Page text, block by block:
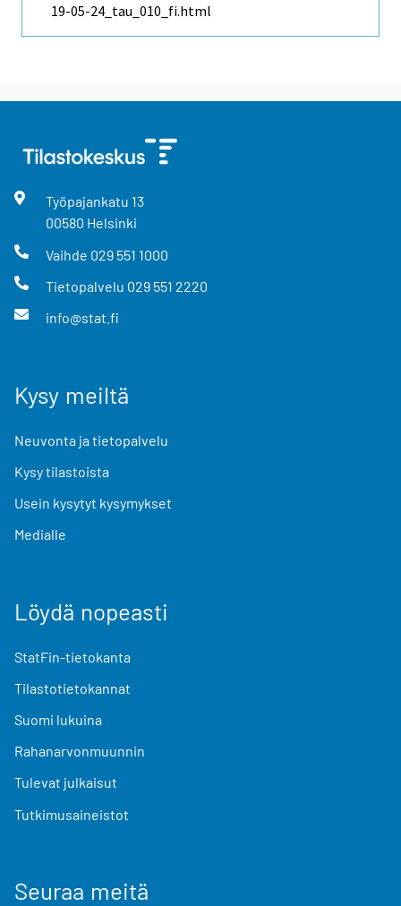
19-05-24_tau_010_fi.html
Työpajankatu 13
00580 Helsinki
Vaihde 029 551 1000
Tietopalvelu 029 551 2220
info@stat.fi
Kysy meiltä
Neuvonta ja tietopalvelu
Kysy tilastoista
Usein kysytyt kysymykset
Medialle
Löydä nopeasti
StatFin-tietokanta
Tilastotietokannat
Suomi lukuina
Rahanarvonmuunnin
Tulevat julkaisut
Tutkimusaineistot
Seuraa meitä